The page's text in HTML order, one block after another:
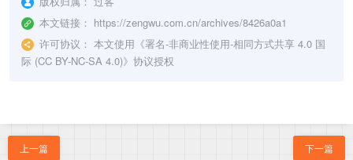
本文链接： https://zengwu.com.cn/archives/8426a0a1
许可协议： 本文使用《署名-非商业性使用-相同方式共享 4.0 国
际 (CC BY-NC-SA 4.0)》协议授权
上一篇 下一篇